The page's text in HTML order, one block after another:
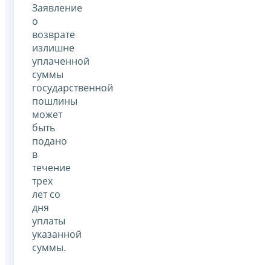
Заявление
о
возврате
излишне
уплаченной
суммы
государственной
пошлины
может
быть
подано
в
течение
трех
лет со
дня
уплаты
указанной
суммы.